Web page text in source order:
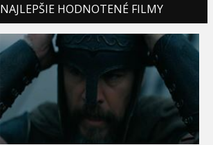
NAJLEPŠIE HODNOTENÉ FILMY